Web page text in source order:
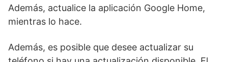
Además, actualice la aplicación Google Home,
mientras lo hace.
Además, es posible que desee actualizar su